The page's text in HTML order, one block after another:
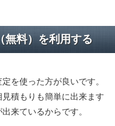
無料）を利用する
を使った方が良いです。
積もりも簡単に出来ます
来ているからです。